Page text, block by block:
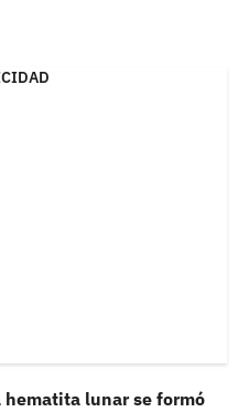
lunar se formó